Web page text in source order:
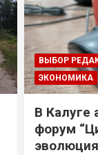
ВЫБОР
ЭКОНОМИКА
В Калуге
форум